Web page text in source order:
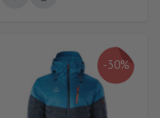
-30%